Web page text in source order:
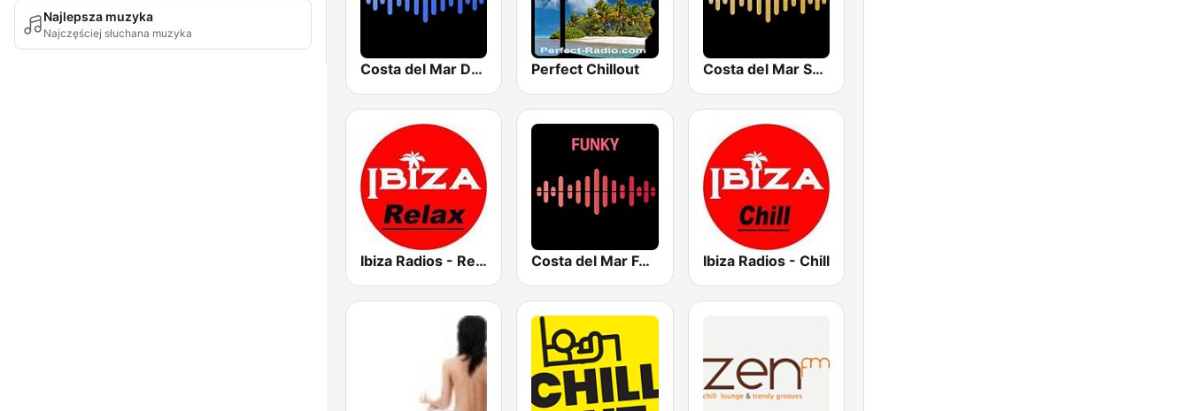
Najlepsza muzyka
Najczęściej słuchana muzyka
Costa del Mar Dance Perfect Chillout Costa del Mar Smooth Sax
Ibiza Radios - Relax Costa del Mar Funky Ibiza Radios - Chill